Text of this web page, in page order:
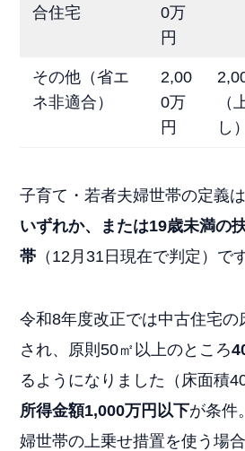
合住宅
0万
円
その他（省エ
ネ非適合）
2,00
0万
円
（
し）
子育て・若者夫婦世帯の定義
いずれか、または19歳未満の
帯 （12月31日現在で判定）で
令和8年度改正では中古住宅の
され、原則50㎡以上のところ
るようになりました（床面積
所得金額1,000万円以下が条件
婦世帯の上乗せ措置を使う場